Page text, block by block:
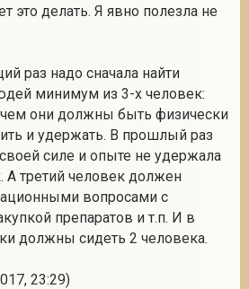
это делать. Я явно полезла не
раз надо сначала найти
минимум из 3-х человек:
они должны быть физически
и удержать. В прошлый раз
силе и опыте не удержала
А третий человек должен
вопросами с
препаратов и т.п. И в
должны сидеть 2 человека.
23:29)